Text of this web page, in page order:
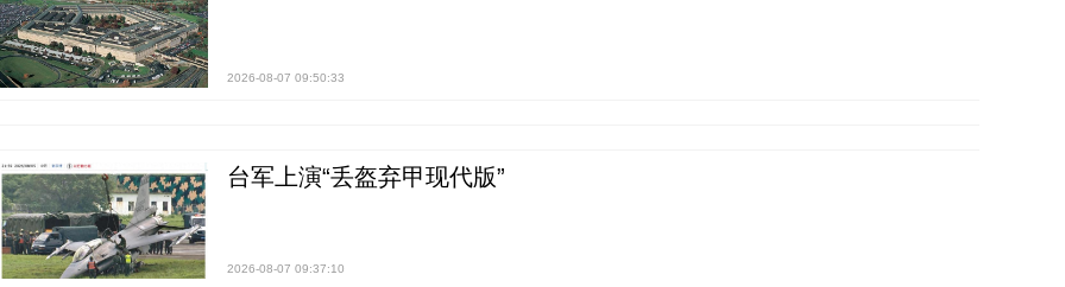
2026-08-07 09:50:33
台军上演“丢盔弃甲现代版”
2026-08-07 09:37:10